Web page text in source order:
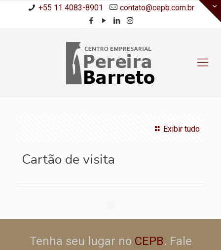
+55 11 4083-8901 contato@cepb.com.br
Exibir tudo
Cartão de visita
Tenha seu lugar no CEPB. Fale